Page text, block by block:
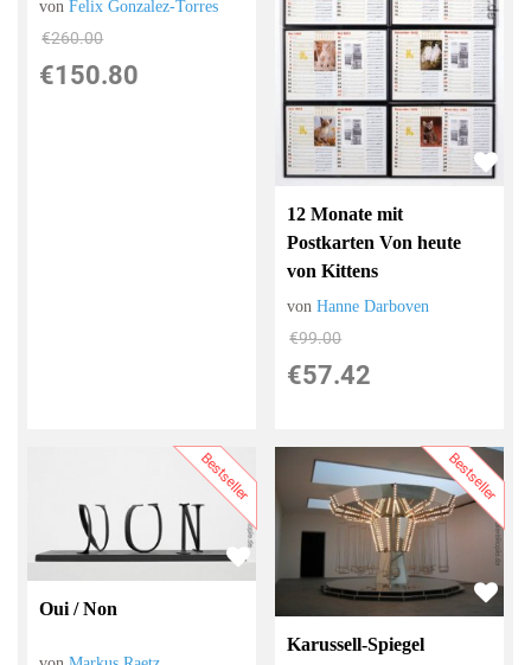
vonFelix Gonzalez-Torres
€260.00
€150.80
12 Monate mit
Postkarten Von heute
von Kittens
vonHanne Darboven
€99.00
€57.42
Bestseller
Oui / Non
Bestseller
Karussell-Spiegel